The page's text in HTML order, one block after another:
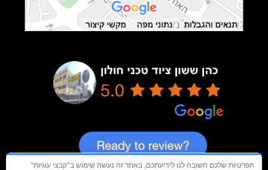
הפרטיות שלכם חשובה לנו לידיעתכם, באתר זה נעשה שימוש ב"קבצי עוגיות"